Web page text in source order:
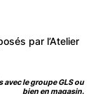
par l’Atelier
le groupe GLS ou
bien en magasin.